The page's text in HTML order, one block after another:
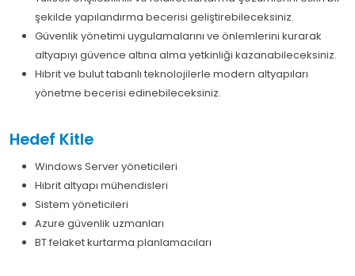
şekilde yapılandırma becerisi geliştirebileceksiniz.
Güvenlik yönetimi uygulamalarını ve önlemlerini kurarak
altyapıyı güvence altına alma yetkinliği kazanabileceksiniz.
Hibrit ve bulut tabanlı teknolojilerle modern altyapıları
yönetme becerisi edinebileceksiniz.
Hedef Kitle
Windows Server yöneticileri
Hibrit altyapı mühendisleri
Sistem yöneticileri
Azure güvenlik uzmanları
BT felaket kurtarma planlamacıları